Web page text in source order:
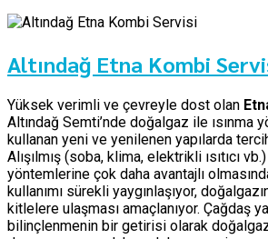
Altındağ Etna Kombi
Yüksek verimli ve çevreyle dost olan
Altındağ Semti’nde doğalgaz ile ısınma
kullanan yeni ve yenilenen yapılarda
Alışılmış (soba, klima, elektrikli ısıtıcı
yöntemlerine çok daha avantajlı
kullanımı sürekli yaygınlaşıyor,
kitlelere ulaşması amaçlanıyor. Çağdaş
bilinçlenmenin bir getirisi olarak